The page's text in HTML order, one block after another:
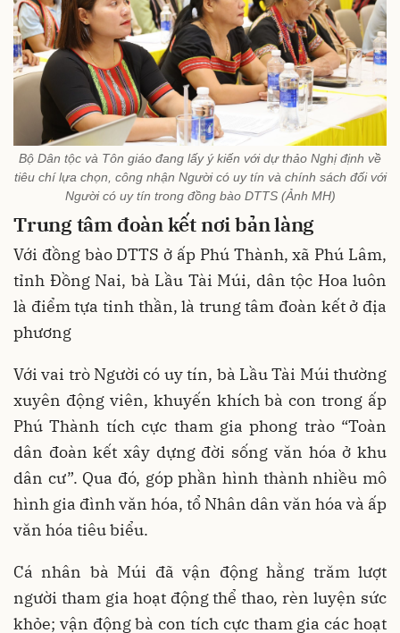
Bộ Dân tộc và Tôn giáo đang lấy ý kiến với dự thảo Nghị định về
tiêu chí lựa chọn, công nhận Người có uy tín và chính sách đối với
Người có uy tín trong đồng bào DTTS (Ảnh MH)
Trung tâm đoàn kết nơi bản làng
Với đồng bào DTTS ở ấp Phú Thành, xã Phú Lâm,
tỉnh Đồng Nai, bà Lầu Tài Múi, dân tộc Hoa luôn
là điểm tựa tinh thần, là trung tâm đoàn kết ở địa
phương
Với vai trò Người có uy tín, bà Lầu Tài Múi thường
xuyên động viên, khuyến khích bà con trong ấp
Phú Thành tích cực tham gia phong trào “Toàn
dân đoàn kết xây dựng đời sống văn hóa ở khu
dân cư”. Qua đó, góp phần hình thành nhiều mô
hình gia đình văn hóa, tổ Nhân dân văn hóa và ấp
văn hóa tiêu biểu.
Cá nhân bà Múi đã vận động hằng trăm lượt
người tham gia hoạt động thể thao, rèn luyện sức
khỏe; vận động bà con tích cực tham gia các hoạt